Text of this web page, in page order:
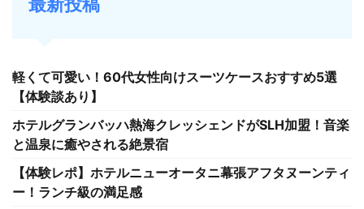
軽くて可愛い！60代女性向けスーツケースおすすめ5選
【体験談あり】
ホテルグランバッハ熱海クレッシェンドがSLH加盟！音楽
と温泉に癒やされる絶景宿
【体験レポ】ホテルニューオータニ幕張アフタヌーンティ
ー！ランチ級の満足感